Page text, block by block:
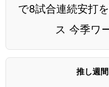
で8試合連続安打
ス 今季ワ
推し週